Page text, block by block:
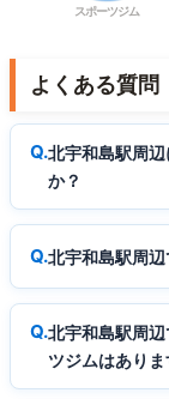
スポーツジム
よくある質問
北宇和島駅周
か？
北宇和島駅周
北宇和島駅周
ツジムはありま